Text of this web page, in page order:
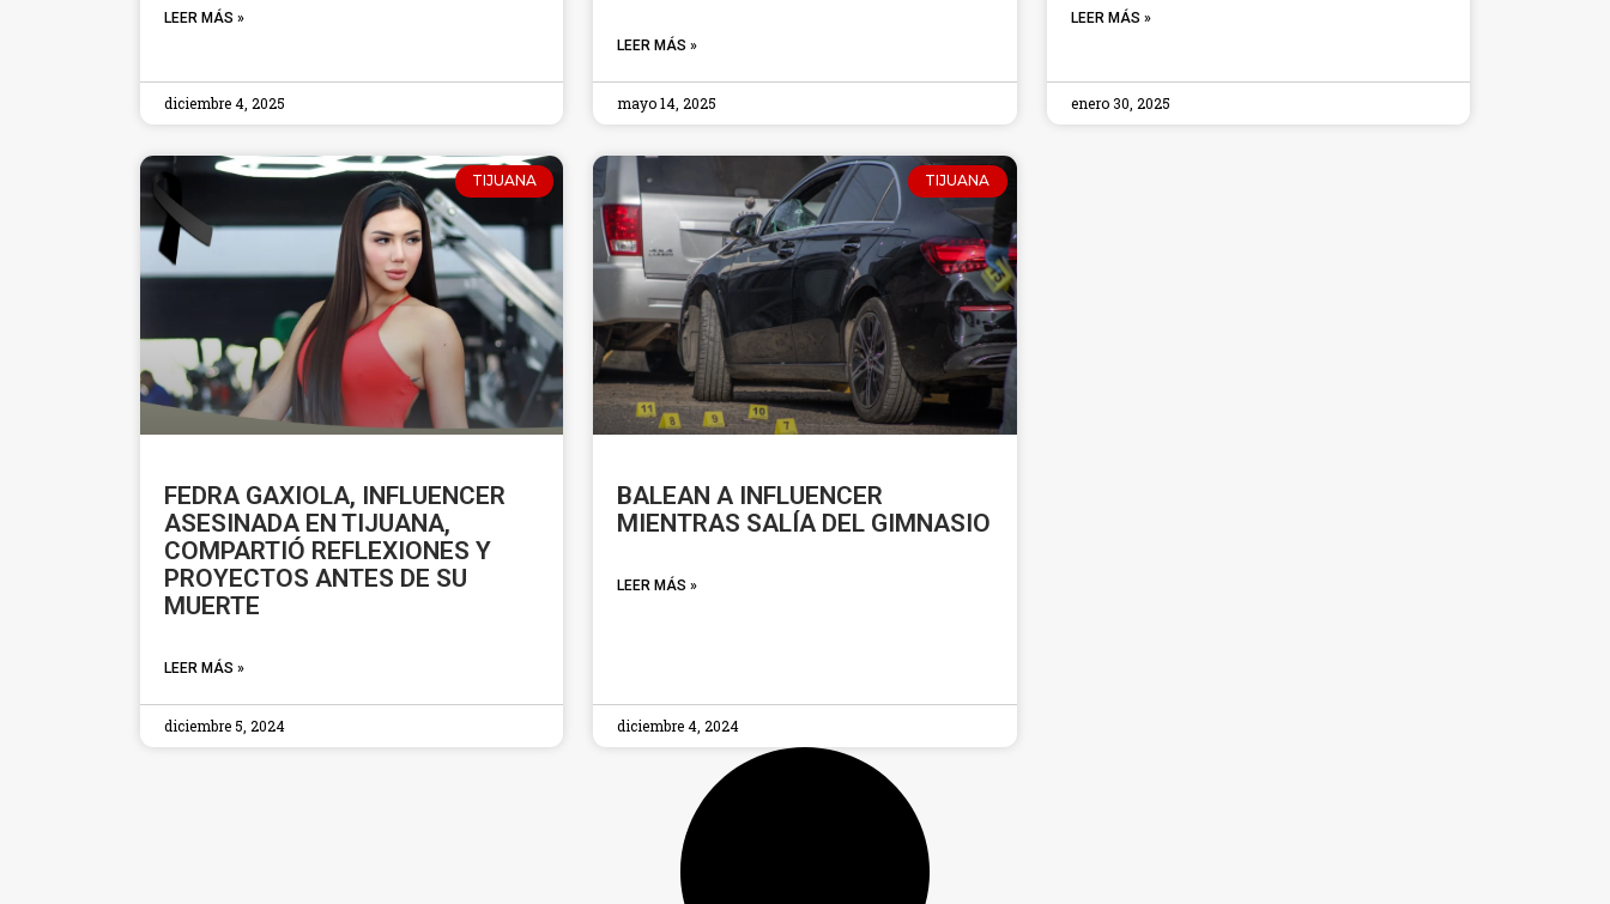
LEER MÁS »
diciembre 4, 2025
LEER MÁS »
mayo 14, 2025
LEER MÁS »
enero 30, 2025
TIJUANA
FEDRA GAXIOLA, INFLUENCER
ASESINADA EN TIJUANA,
COMPARTIÓ REFLEXIONES Y
PROYECTOS ANTES DE SU
MUERTE
LEER MÁS »
diciembre 5, 2024
TIJUANA
BALEAN A INFLUENCER
MIENTRAS SALÍA DEL GIMNASIO
LEER MÁS »
diciembre 4, 2024